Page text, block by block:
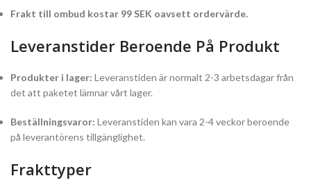
Frakt till ombud kostar 99 SEK oavsett ordervärde.
Leveranstider Beroende På Produkt
Produkter i lager: Leveranstiden är normalt 2-3 arbetsdagar från
det att paketet lämnar vårt lager.
Beställningsvaror: Leveranstiden kan vara 2-4 veckor beroende
på leverantörens tillgänglighet.
Frakttyper